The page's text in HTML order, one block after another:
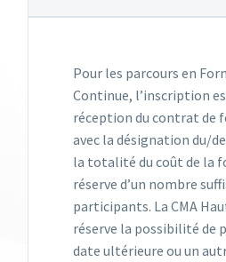
Pour les parcours en
Continue, l’inscription
réception du contrat de
avec la désignation du/
la totalité du coût de la
réserve d’un nombre
participants. La CMA
réserve la possibilité de
date ultérieure ou un